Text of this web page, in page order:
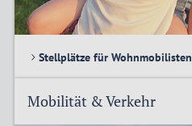
Stellplätze für Wohnmobilisten
Mobilität & Verkehr